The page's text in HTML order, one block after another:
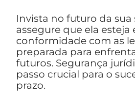
Invista no futuro da sua
assegure que ela esteja
conformidade com as
preparada para
futuros. Segurança
passo crucial para o
prazo.